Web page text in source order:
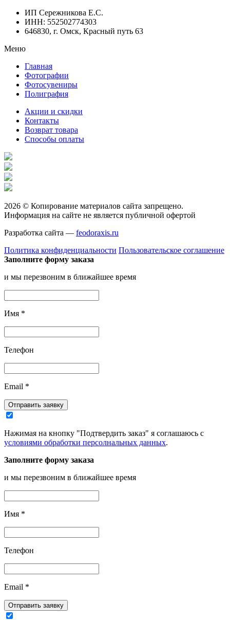
ИП Сережникова Е.С.
ИНН: 552502774303
646830, г. Омск, Красный путь 63
Меню
Главная
Фотографии
Фотосувениры
Полиграфия
Акции и скидки
Контакты
Возврат товара
Способы оплаты
2026 © Копирование материалов сайта запрещено.
Информация на сайте не является публичной офертой
Разработка сайта — feodoraxis.ru
Политика конфиденциальности Пользовательское соглашение
Заполните форму заказа
и мы перезвоним в ближайшее время
Имя *
Телефон
Email *
Отправить заявку
Нажимая на кнопку "Подтвердить заказ" я соглашаюсь с
условиями обработки персолнальных данных.
Заполните форму заказа
и мы перезвоним в ближайшее время
Имя *
Телефон
Email *
Отправить заявку